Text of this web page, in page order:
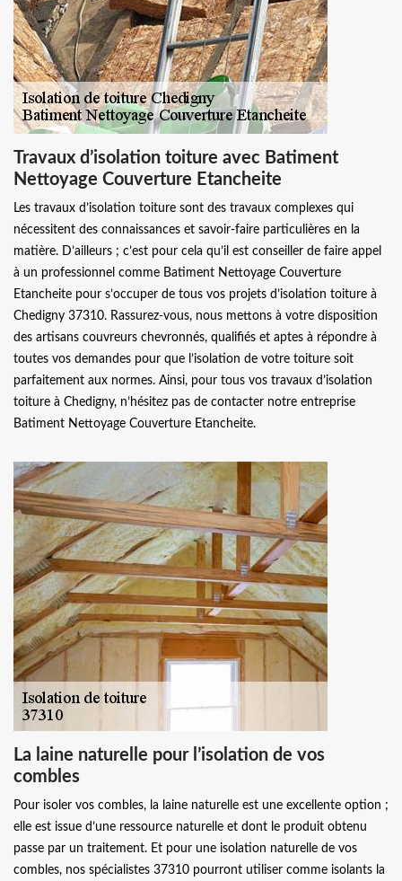
Travaux d’isolation toiture avec Batiment
Nettoyage Couverture Etancheite
Les travaux d’isolation toiture sont des travaux complexes qui
nécessitent des connaissances et savoir-faire particulières en la
matière. D’ailleurs ; c’est pour cela qu’il est conseiller de faire appel
à un professionnel comme Batiment Nettoyage Couverture
Etancheite pour s’occuper de tous vos projets d’isolation toiture à
Chedigny 37310. Rassurez-vous, nous mettons à votre disposition
des artisans couvreurs chevronnés, qualifiés et aptes à répondre à
toutes vos demandes pour que l’isolation de votre toiture soit
parfaitement aux normes. Ainsi, pour tous vos travaux d’isolation
toiture à Chedigny, n’hésitez pas de contacter notre entreprise
Batiment Nettoyage Couverture Etancheite.
La laine naturelle pour l’isolation de vos
combles
Pour isoler vos combles, la laine naturelle est une excellente option ;
elle est issue d’une ressource naturelle et dont le produit obtenu
passe par un traitement. Et pour une isolation naturelle de vos
combles, nos spécialistes 37310 pourront utiliser comme isolants la